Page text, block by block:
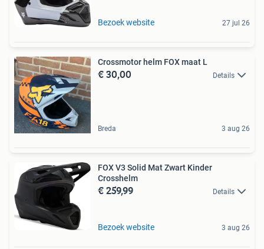
Bezoek website 27 jul 26
Crossmotor helm FOX maat L
€ 30,00 Details
Breda 3 aug 26
FOX V3 Solid Mat Zwart Kinder
Crosshelm
€ 259,99 Details
Bezoek website 3 aug 26